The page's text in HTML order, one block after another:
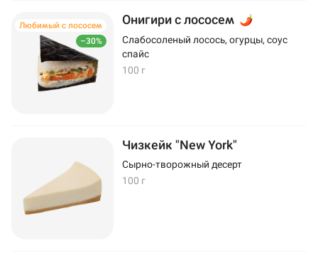
–30%
Любимый с лососем Онигири с лососем
Слабосоленый лосось, огурцы, соус
спайс
100 г
Чизкейк "New York"
Сырно-творожный десерт
100 г